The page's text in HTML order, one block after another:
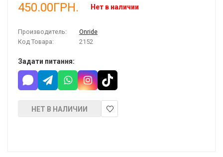
450.00ГРН. Нет в наличии
Производитель:
Onride
Код Товара:
2152
Задати питання:
НЕТ В НАЛИЧИИ